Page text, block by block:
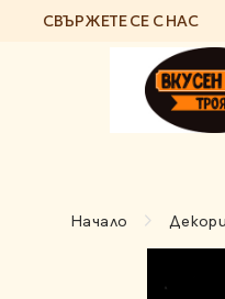
СВЪРЖЕТЕ СЕ С НАС
Начало